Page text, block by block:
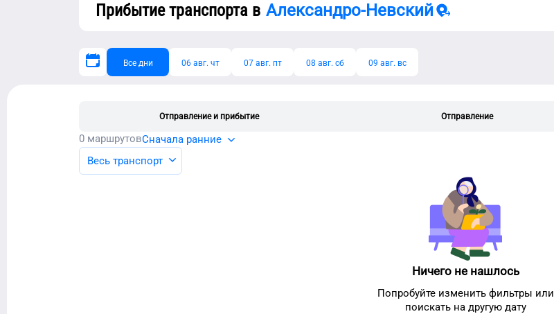
Прибытие транспорта в Александро-Невский
Все дни 06 авг. чт 07 авг. пт 08 авг. сб 09 авг. вс
Отправление и прибытие Отправление
0 маршрутовСначала ранние
Весь транспорт
Ничего не нашлось
Попробуйте изменить фильтры или
поискать на другую дату